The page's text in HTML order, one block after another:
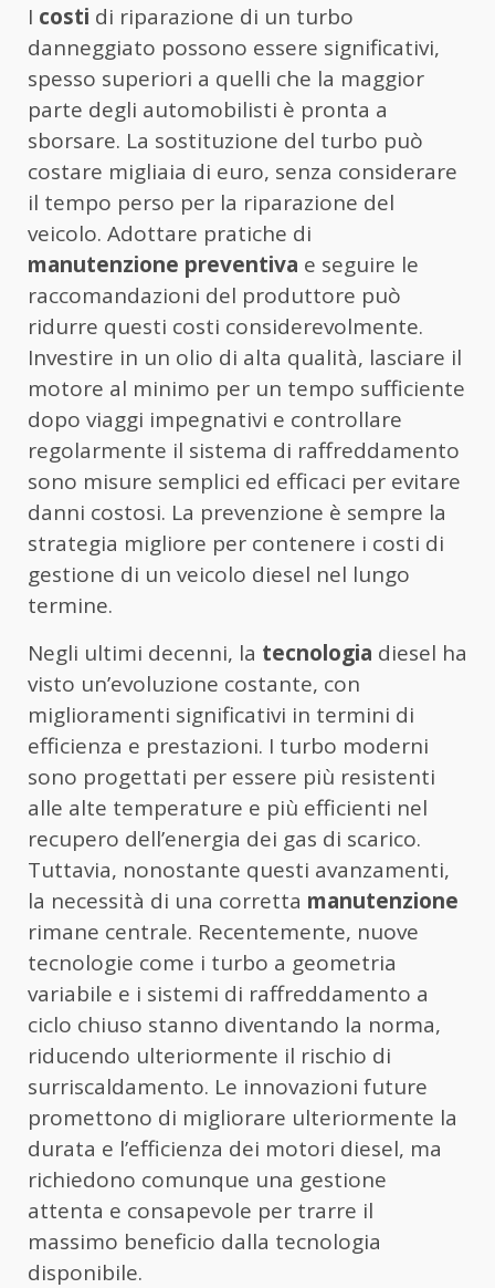
I costi di riparazione di un turbo
danneggiato possono essere significativi,
spesso superiori a quelli che la maggior
parte degli automobilisti è pronta a
sborsare. La sostituzione del turbo può
costare migliaia di euro, senza considerare
il tempo perso per la riparazione del
veicolo. Adottare pratiche di
manutenzione preventiva e seguire le
raccomandazioni del produttore può
ridurre questi costi considerevolmente.
Investire in un olio di alta qualità, lasciare il
motore al minimo per un tempo sufficiente
dopo viaggi impegnativi e controllare
regolarmente il sistema di raffreddamento
sono misure semplici ed efficaci per evitare
danni costosi. La prevenzione è sempre la
strategia migliore per contenere i costi di
gestione di un veicolo diesel nel lungo
termine.
Negli ultimi decenni, la tecnologia diesel ha
visto un’evoluzione costante, con
miglioramenti significativi in termini di
efficienza e prestazioni. I turbo moderni
sono progettati per essere più resistenti
alle alte temperature e più efficienti nel
recupero dell’energia dei gas di scarico.
Tuttavia, nonostante questi avanzamenti,
la necessità di una corretta manutenzione
rimane centrale. Recentemente, nuove
tecnologie come i turbo a geometria
variabile e i sistemi di raffreddamento a
ciclo chiuso stanno diventando la norma,
riducendo ulteriormente il rischio di
surriscaldamento. Le innovazioni future
promettono di migliorare ulteriormente la
durata e l’efficienza dei motori diesel, ma
richiedono comunque una gestione
attenta e consapevole per trarre il
massimo beneficio dalla tecnologia
disponibile.